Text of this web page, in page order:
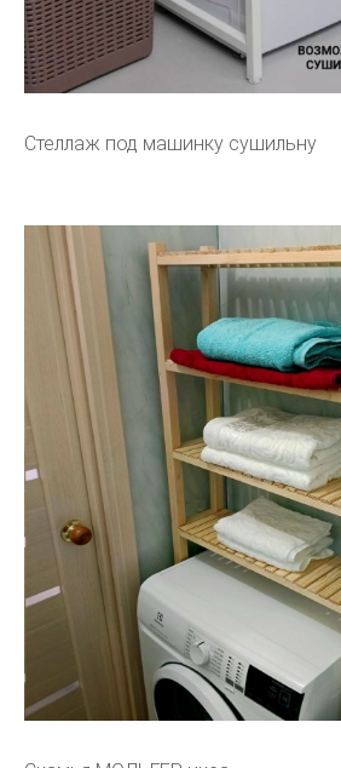
Стеллаж под машинку сушильну